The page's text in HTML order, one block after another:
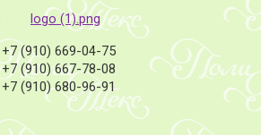
+7 (910) 669-04-75
+7 (910) 667-78-08
+7 (910) 680-96-91